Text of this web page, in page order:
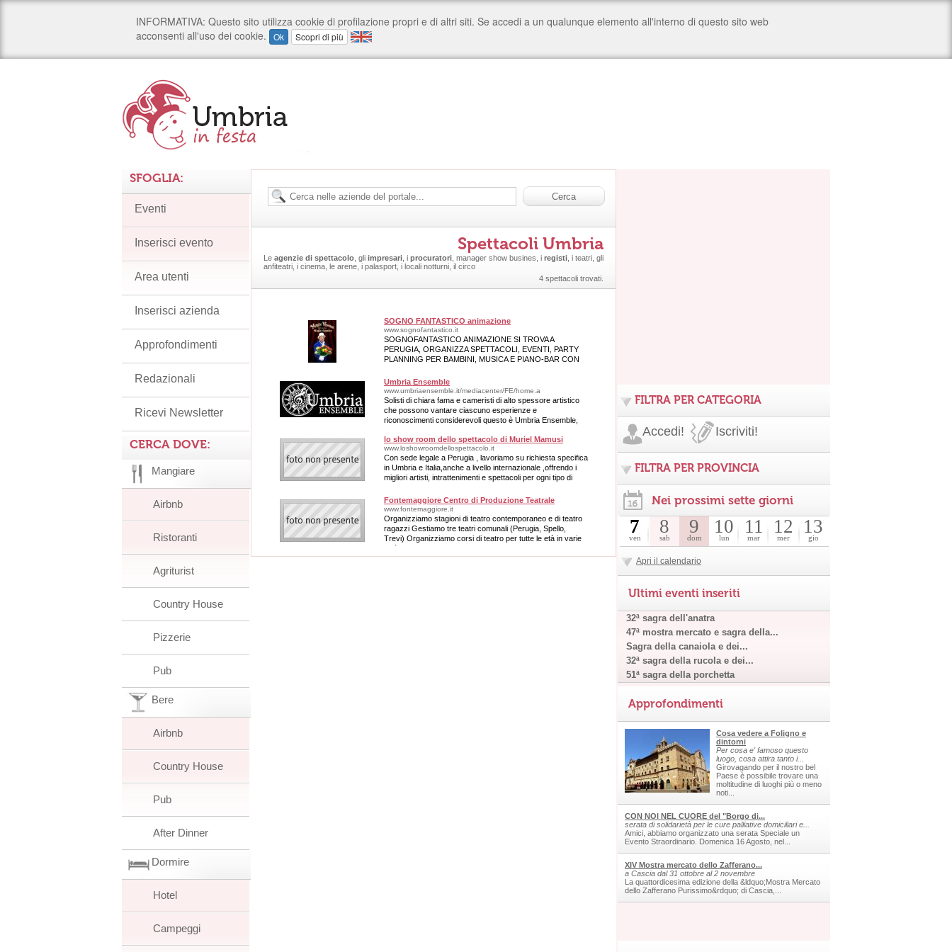
Spettacoli Umbria
Le agenzie di spettacolo , gli impresari , i procuratori , manager show busines, i registi , i teatri, gli
anfiteatri, i cinema, le arene, i palasport, i locali notturni, il circo
4 spettacoli trovati.
SOGNO FANTASTICO animazione
www.sognofantastico.it
SOGNOFANTASTICO ANIMAZIONE SI TROVA A
PERUGIA, ORGANIZZA SPETTACOLI, EVENTI, PARTY
PLANNING PER BAMBINI, MUSICA E PIANO-BAR CON
DEL CENTRO ITALIA.
Umbria Ensemble
www.umbriaensemble.it/mediacenter/FE/home.a
Solisti di chiara fama e cameristi di alto spessore artistico
che possono vantare ciascuno esperienze e
riconoscimenti considerevoli questo è Umbria Ensemble,
lo show room dello spettacolo di Muriel Mamusi
www.loshowroomdellospettacolo.it
Con sede legale a Perugia , lavoriamo su richiesta specifica
in Umbria e Italia,anche a livello internazionale ,offrendo i
migliori artisti, intrattenimenti e spettacoli per ogni tipo di
Fontemaggiore Centro di Produzione Teatrale
www.fontemaggiore.it
Organizziamo stagioni di teatro contemporaneo e di teatro
ragazzi Gestiamo tre teatri comunali (Perugia, Spello,
Trevi) Organizziamo corsi di teatro per tutte le età in varie
città dell'Umbria
SFOGLIA:
Eventi
Inserisci evento
Area utenti
Inserisci azienda
Approfondimenti
Redazionali
Ricevi Newsletter
CERCA DOVE:
Mangiare
Airbnb
Ristoranti
Agriturist
Country House
Pizzerie
Pub
Bere
Airbnb
Country House
Pub
After Dinner
Dormire
Hotel
Campeggi
FILTRA PER CATEGORIA
Accedi! Iscriviti!
FILTRA PER PROVINCIA
Nei prossimi sette giorni
7
ven
8
sab
9
dom
10
lun
11
mar
12
mer
13
gio
Apri il calendario
Ultimi eventi inseriti
32ª sagra dell'anatra
47ª mostra mercato e sagra della...
Sagra della canaiola e dei...
32ª sagra della rucola e dei...
51ª sagra della porchetta
Approfondimenti
Cosa vedere a Foligno e
dintorni
Per cosa e' famoso questo
luogo, cosa attira tanto i...
Girovagando per il nostro bel
Paese è possibile trovare una
moltitudine di luoghi più o meno
noti...
CON NOI NEL CUORE del "Borgo di...
serata di solidarietà per le cure palliative domiciliari e...
Amici, abbiamo organizzato una serata Speciale un
Evento Straordinario. Domenica 16 Agosto, nel...
XIV Mostra mercato dello Zafferano...
a Cascia dal 31 ottobre al 2 novembre
La quattordicesima edizione della &ldquo;Mostra Mercato
dello Zafferano Purissimo&rdquo; di Cascia,...